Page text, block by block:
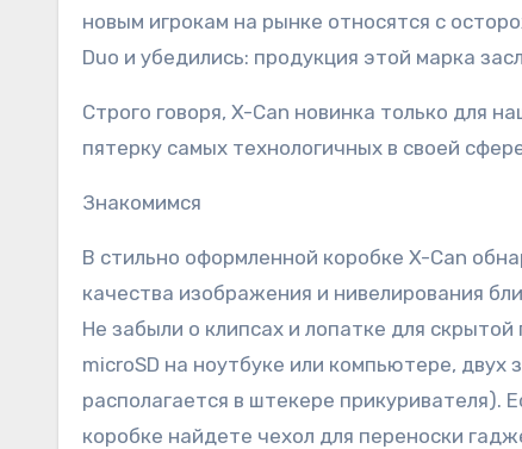
новым игрокам на рынке относятся с
Duo и убедились: продукция этой марка
Строго говоря, X-Can новинка только для
пятерку самых технологичных в своей
Знакомимся
В стильно оформленной коробке X-Can
качества изображения и нивелирования
Не забыли о клипсах и лопатке для
microSD на ноутбуке или компьютере, двух
располагается в штекере прикуривателя).
коробке найдете чехол для переноски